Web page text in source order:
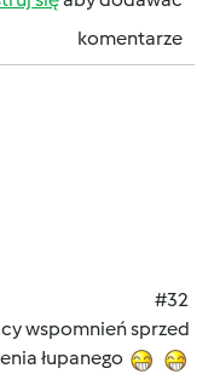
komentarze
#32
wspomnień sprzed
łupanego